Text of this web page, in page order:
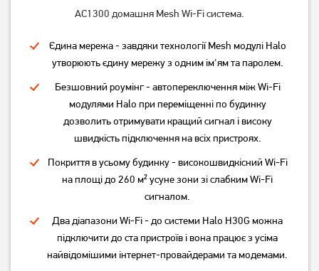
TL-WR841N
Archer C50 V3
1 349грн
AC1300 домашня Mesh Wi-Fi система.
Єдина мережа - завдяки технології Mesh модулі Halo
утворюють єдину мережу з одним ім'ям та паролем.
Безшовний роумінг - автопереключення між Wi-Fi
модулями Halo при переміщенні по будинку
дозволить отримувати кращий сигнал і високу
швидкість підключення на всіх пристроях.
Покриття в усьому будинку - високошвидкісний Wi-Fi
на площі до 260 м² усуне зони зі слабким Wi-Fi
сигналом.
Два діапазони Wi-Fi - до системи Halo H30G можна
підключити до ста пристроїв і вона працює з усіма
найвідомішими інтернет-провайдерами та модемами.